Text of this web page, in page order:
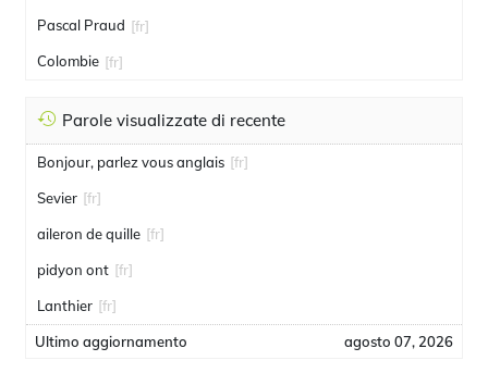
Pascal Praud [fr]
Colombie [fr]
Parole visualizzate di recente
Bonjour, parlez vous anglais [fr]
Sevier [fr]
aileron de quille [fr]
pidyon ont [fr]
Lanthier [fr]
Ultimo aggiornamento agosto 07, 2026